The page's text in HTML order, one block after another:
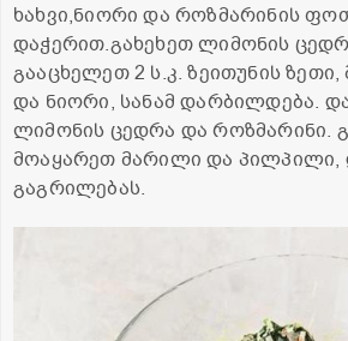
ხახვი,ნიორი და როზმარინის
დაჭერით.გახეხეთ ლიმონის
გააცხელეთ 2 ს.კ. ზეითუნის
და ნიორი, სანამ დარბილდება.
ლიმონის ცედრა და როზმარინი.
მოაყარეთ მარილი და
გაგრილებას.